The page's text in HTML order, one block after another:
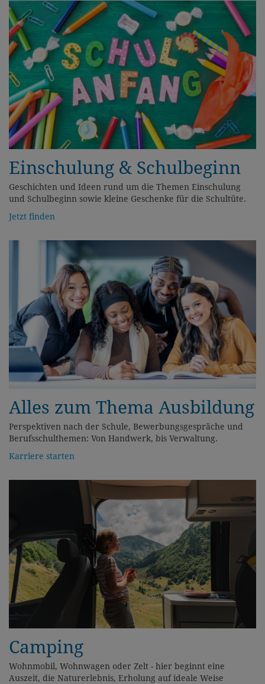
Einschulung & Schulbeginn
Geschichten und Ideen rund um die Themen Einschulung
und Schulbeginn sowie kleine Geschenke für die Schultüte.
Jetzt finden
Alles zum Thema Ausbildung
Perspektiven nach der Schule, Bewerbungsgespräche und
Berufsschulthemen: Von Handwerk, bis Verwaltung.
Karriere starten
Camping
Wohnmobil, Wohnwagen oder Zelt - hier beginnt eine
Auszeit, die Naturerlebnis, Erholung auf ideale Weise